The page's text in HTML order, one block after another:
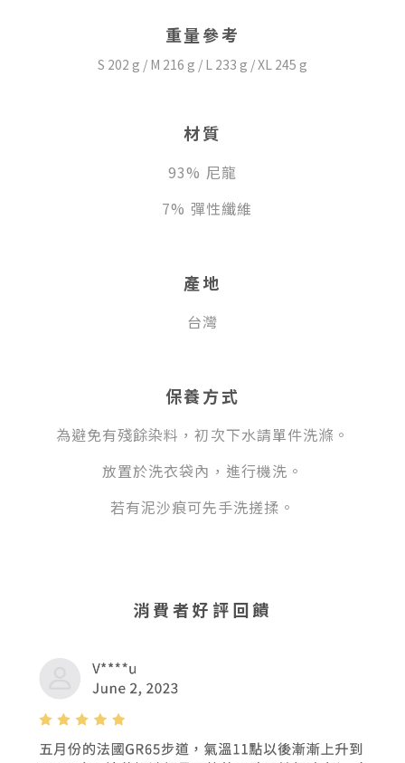
重量參考
S 202 g / M 216 g / L 233 g / XL 245 g
材質
93% 尼龍
7% 彈性纖維
產地
台灣
保養方式
為避免有殘餘染料，初次下水請單件洗滌。
放置於洗衣袋內，進行機洗。
若有泥沙痕可先手洗搓揉 。
消費者好評回饋